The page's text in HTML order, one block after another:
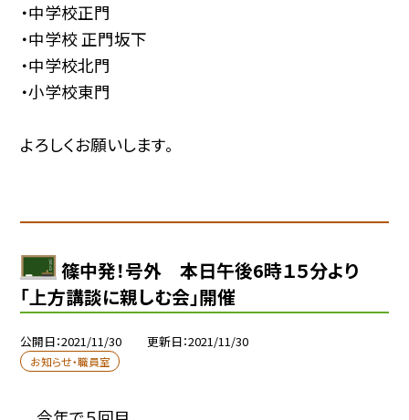
・中学校正門
・中学校 正門坂下
・中学校北門
・小学校東門
よろしくお願いします。
篠中発！号外 本日午後6時１５分より
「上方講談に親しむ会」開催
公開日 2021/11/30 更新日 2021/11/30
お知らせ・職員室